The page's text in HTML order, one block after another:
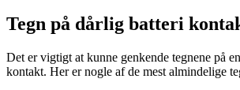
Tegn på dårlig batteri
Det er vigtigt at kunne genkende tegnene på
kontakt. Her er nogle af de mest almindelige